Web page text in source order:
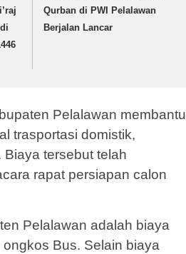
Qurban di PWI Pelalawan
Berjalan Lancar
Pelalawan membantu
trasportasi domistik,
tersebut telah
rapat persiapan calon
Pelalawan adalah biaya
Bus. Selain biaya